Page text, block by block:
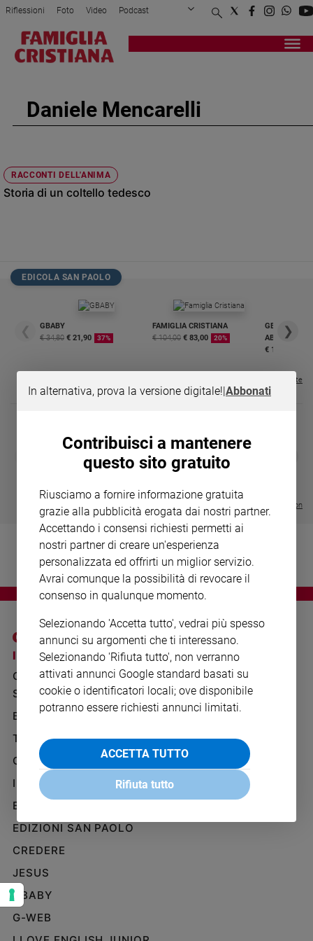
Attualità
Politica
Mondo
e
giustizia
Papa
Chiesa
spiritualità
Società
e
Ambiente
e
Aziende
di
Caso
della
settimana
Diversità
e
Costume
Cultura
e
spettacoli
Riflessioni Foto Video Podcast
Privacy Policy Chi siamo
Registrati Redazione
Daniele Mencarelli
RACCONTI DELL'ANIMA
Storia di un coltello tedesco
EDICOLA SAN PAOLO
❮
GBABY
€ 34,80 € 21,90 37%
FAMIGLIA CRISTIANA
€ 104,00 € 83,00 20%
GBABY
€ 16,99
❯
Visualizza tutte le riviste
LE GRANDI BASILICHE ITALIANE
- VOL DA 1 AL 5
DIARIO G 2026-27
€ 8,90
- € 8,90
Visualizza tutte le collection
I SITI SAN PAOLO
GRUPPO EDITORIALE
SAN PAOLO
BENESSERE
TELENOVA
GAZZETTA D'ALBA
IL GIORNALINO
EDICOLA SAN PAOLO
EDIZIONI SAN PAOLO
CREDERE
JESUS
GBABY
G-WEB
NOTE LEGALI
PRIVACY POLICY
INFORMATIVA
WHISTLEBLOWING
In alternativa, prova la versione digitale!|Abbonati
Contribuisci a mantenere
questo sito gratuito
Riusciamo a fornire informazione gratuita
grazie alla pubblicità erogata dai nostri partner.
Accettando i consensi richiesti permetti ai
nostri partner di creare un'esperienza
personalizzata ed offrirti un miglior servizio.
Avrai comunque la possibilità di revocare il
consenso in qualunque momento.
Selezionando 'Accetta tutto', vedrai più spesso
annunci su argomenti che ti interessano.
Selezionando 'Rifiuta tutto', non verranno
attivati annunci Google standard basati su
cookie o identificatori locali; ove disponibile
potranno essere richiesti annunci limitati.
ACCETTA TUTTO
Rifiuta tutto